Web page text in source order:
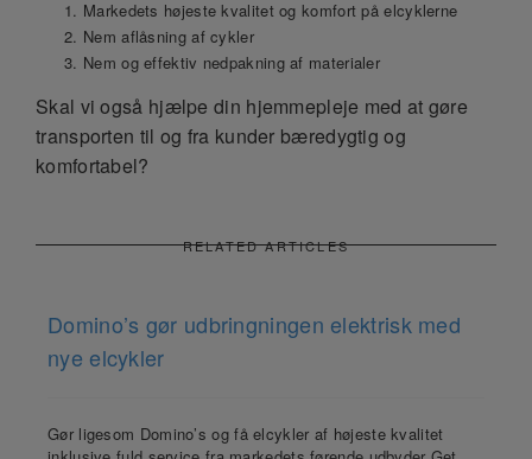
Markedets højeste kvalitet og komfort på elcyklerne
Nem aflåsning af cykler
Nem og effektiv nedpakning af materialer
Skal vi også hjælpe din hjemmepleje med at gøre
transporten til og fra kunder bæredygtig og
komfortabel?
RELATED ARTICLES
Domino’s gør udbringningen elektrisk med
nye elcykler
Gør ligesom Domino’s og få elcykler af højeste kvalitet